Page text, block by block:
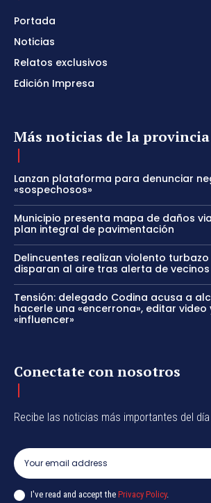
Portada
Noticias
Relatos exclusivos
Edición Impresa
Más noticias de la
Lanzan plataforma para denunciar
«sospechosos»
Municipio presenta mapa de daños
plan integral de pavimentación
Delincuentes realizan violento
disparan al aire tras alerta de vecinos
Tensión: delegado Codina acusa a
hacerle una «encerrona», editar video
«influencer»
Conectate con nosotros
Recibe las noticias más importantes del
I've read and accept the Privacy Policy.